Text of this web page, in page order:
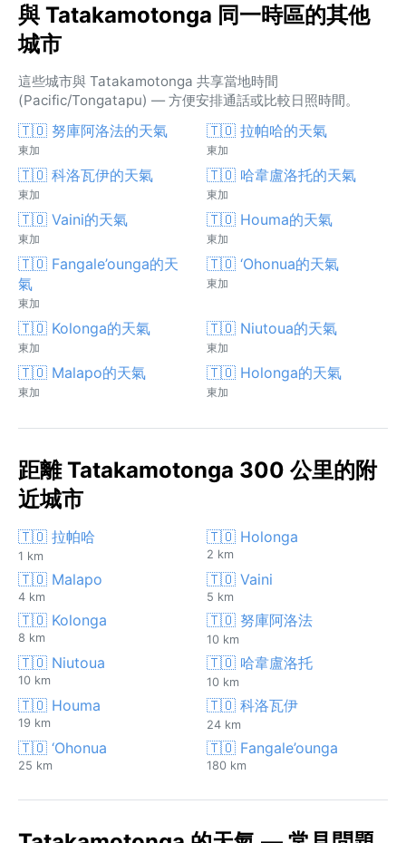
與 Tatakamotonga 同一時區的其他
城市
這些城市與 Tatakamotonga 共享當地時間
(Pacific/Tongatapu) — 方便安排通話或比較日照時間。
🇹🇴 努庫阿洛法的天氣
東加
🇹🇴 拉帕哈的天氣
東加
🇹🇴 科洛瓦伊的天氣
東加
🇹🇴 哈韋盧洛托的天氣
東加
🇹🇴 Vaini的天氣
東加
🇹🇴 Houma的天氣
東加
🇹🇴 Fangale’ounga的天
氣
東加
🇹🇴 ‘Ohonua的天氣
東加
🇹🇴 Kolonga的天氣
東加
🇹🇴 Niutoua的天氣
東加
🇹🇴 Malapo的天氣
東加
🇹🇴 Holonga的天氣
東加
距離 Tatakamotonga 300 公里的附
近城市
🇹🇴 拉帕哈
1 km
🇹🇴 Holonga
2 km
🇹🇴 Malapo
4 km
🇹🇴 Vaini
5 km
🇹🇴 Kolonga
8 km
🇹🇴 努庫阿洛法
10 km
🇹🇴 Niutoua
10 km
🇹🇴 哈韋盧洛托
10 km
🇹🇴 Houma
19 km
🇹🇴 科洛瓦伊
24 km
🇹🇴 ‘Ohonua
25 km
🇹🇴 Fangale’ounga
180 km